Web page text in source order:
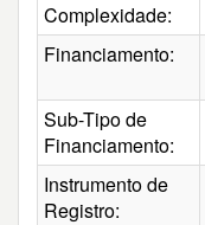
Complexidade:
Financiamento:
Sub-Tipo de
Financiamento:
Instrumento de
Registro: